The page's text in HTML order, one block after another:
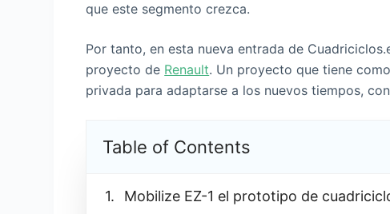
que este segmento crezca.
Por tanto, en esta nueva entrada de
proyecto de Renault. Un proyecto que tiene
privada para adaptarse a los nuevos tiempos,
Table of Contents
Mobilize EZ-1 el prototipo de